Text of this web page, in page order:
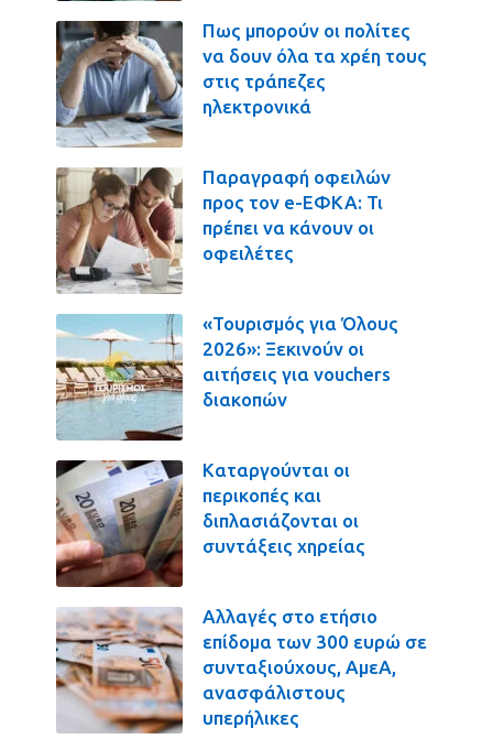
Πως μπορούν οι πολίτες
να δουν όλα τα χρέη τους
στις τράπεζες
ηλεκτρονικά
Παραγραφή οφειλών
προς τον e-ΕΦΚΑ: Τι
πρέπει να κάνουν οι
οφειλέτες
«Τουρισμός για Όλους
2026»: Ξεκινούν οι
αιτήσεις για vouchers
διακοπών
Καταργούνται οι
περικοπές και
διπλασιάζονται οι
συντάξεις χηρείας
Αλλαγές στο ετήσιο
επίδομα των 300 ευρώ σε
συνταξιούχους, ΑμεΑ,
ανασφάλιστους
υπερήλικες